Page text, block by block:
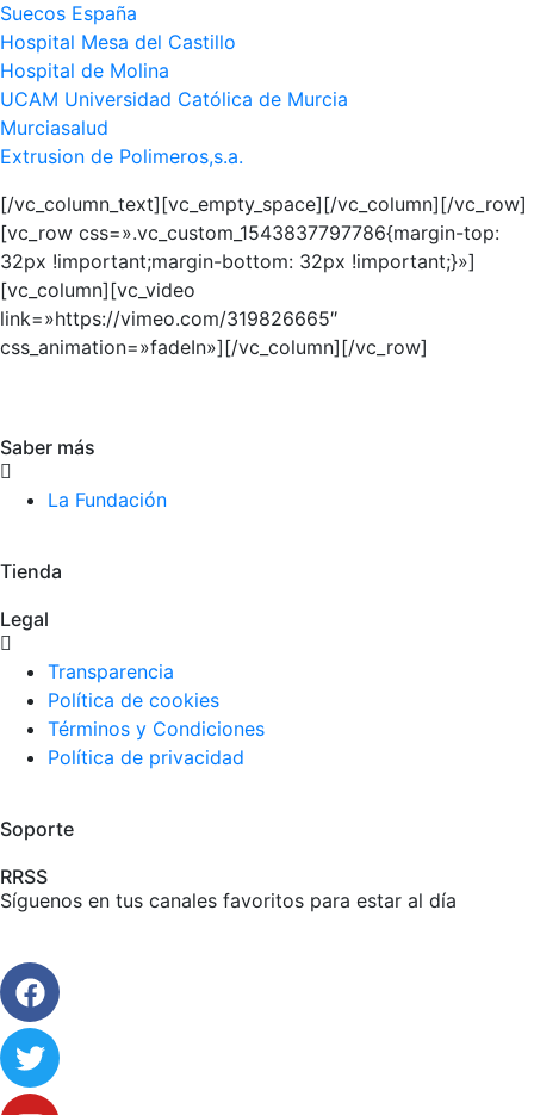
Suecos España
Hospital Mesa del Castillo
Hospital de Molina
UCAM Universidad Católica de Murcia
Murciasalud
Extrusion de Polimeros,s.a.
[/vc_column_text][vc_empty_space][/vc_column][/vc_row]
[vc_row css=».vc_custom_1543837797786{margin-top:
32px !important;margin-bottom: 32px !important;}»]
[vc_column][vc_video
link=»https://vimeo.com/319826665″
css_animation=»fadeIn»][/vc_column][/vc_row]
Saber más
La Fundación
Tienda
Legal
Transparencia
Política de cookies
Términos y Condiciones
Política de privacidad
Soporte
RRSS
Síguenos en tus canales favoritos para estar al día